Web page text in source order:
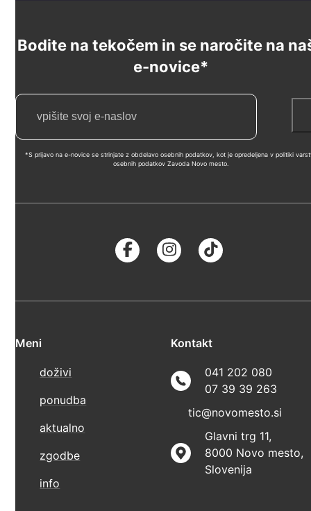
Bodite na tekočem in se naročite na
e-novice*
*S prijavo na e-novice se strinjate z obdelavo osebnih podatkov, kot je opredeljena v politiki
osebnih podatkov Zavoda Novo mesto.
Meni
doživi
ponudba
aktualno
zgodbe
info
Kontakt
041 202 080
07 39 39 263
tic@novomesto.si
Glavni trg 11,
8000 Novo mesto,
Slovenija